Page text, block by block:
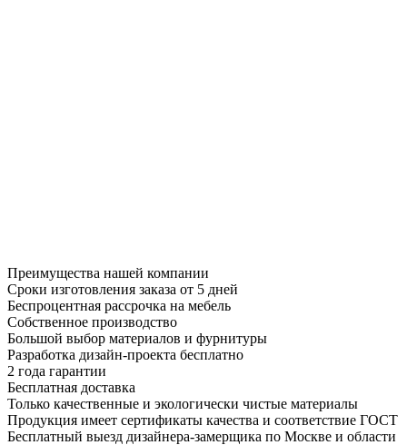
Преимущества нашей компании
Сроки изготовления заказа от 5 дней
Беспроцентная рассрочка на мебель
Собственное производство
Большой выбор материалов и фурнитуры
Разработка дизайн-проекта бесплатно
2 года гарантии
Бесплатная доставка
Только качественные и экологически чистые материалы
Продукция имеет сертификаты качества и соответствие ГОСТ
Бесплатный выезд дизайнера-замерщика по Москве и области